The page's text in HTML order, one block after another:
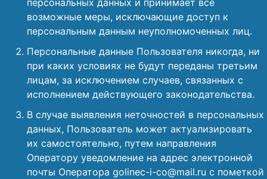
персональных данных и принимает все
возможные меры, исключающие доступ к
персональным данным неуполномоченных лиц.
Персональные данные Пользователя никогда, ни
при каких условиях не будут переданы третьим
лицам, за исключением случаев, связанных с
исполнением действующего законодательства.
В случае выявления неточностей в персональных
данных, Пользователь может актуализировать
их самостоятельно, путем направления
Оператору уведомление на адрес электронной
почты Оператора golinec-i-co@mail.ru с пометкой